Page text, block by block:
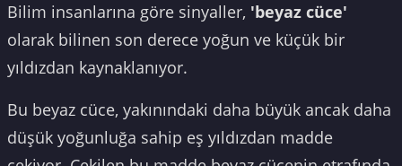
Bilim insanlarına göre sinyaller, 'beyaz cüce'
olarak bilinen son derece yoğun ve küçük bir
yıldızdan kaynaklanıyor.
Bu beyaz cüce, yakınındaki daha büyük ancak daha
düşük yoğunluğa sahip eş yıldızdan madde